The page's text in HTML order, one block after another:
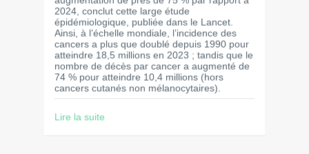
2024, conclut cette large étude
épidémiologique, publiée dans le Lancet.
Ainsi, à l’échelle mondiale, l’incidence des
cancers a plus que doublé depuis 1990 pour
atteindre 18,5 millions en 2023 ; tandis que le
nombre de décès par cancer a augmenté de
74 % pour atteindre 10,4 millions (hors
cancers cutanés non mélanocytaires).
Lire la suite